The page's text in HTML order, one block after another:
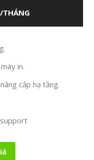
in.
cấp hạ tầng.